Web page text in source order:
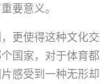
要意义。
更使得这种文化交
国家，对于体育都
感受到一种无形却